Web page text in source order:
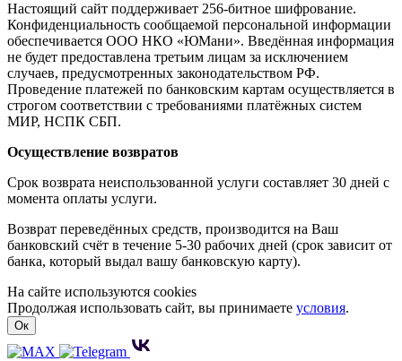
Настоящий сайт поддерживает 256-битное шифрование.
Конфиденциальность сообщаемой персональной информации
обеспечивается ООО НКО «ЮМани». Введённая информация
не будет предоставлена третьим лицам за исключением
случаев, предусмотренных законодательством РФ.
Проведение платежей по банковским картам осуществляется в
строгом соответствии с требованиями платёжных систем
МИР, НСПК СБП.
Осуществление возвратов
Срок возврата неиспользованной услуги составляет 30 дней с
момента оплаты услуги.
Возврат переведённых средств, производится на Ваш
банковский счёт в течение 5-30 рабочих дней (срок зависит от
банка, который выдал вашу банковскую карту).
На сайте используются cookies
Продолжая использовать сайт, вы принимаете условия.
Ок